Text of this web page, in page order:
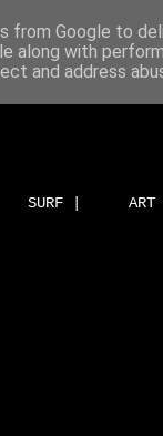
SURF |
from Google to
along with
and address